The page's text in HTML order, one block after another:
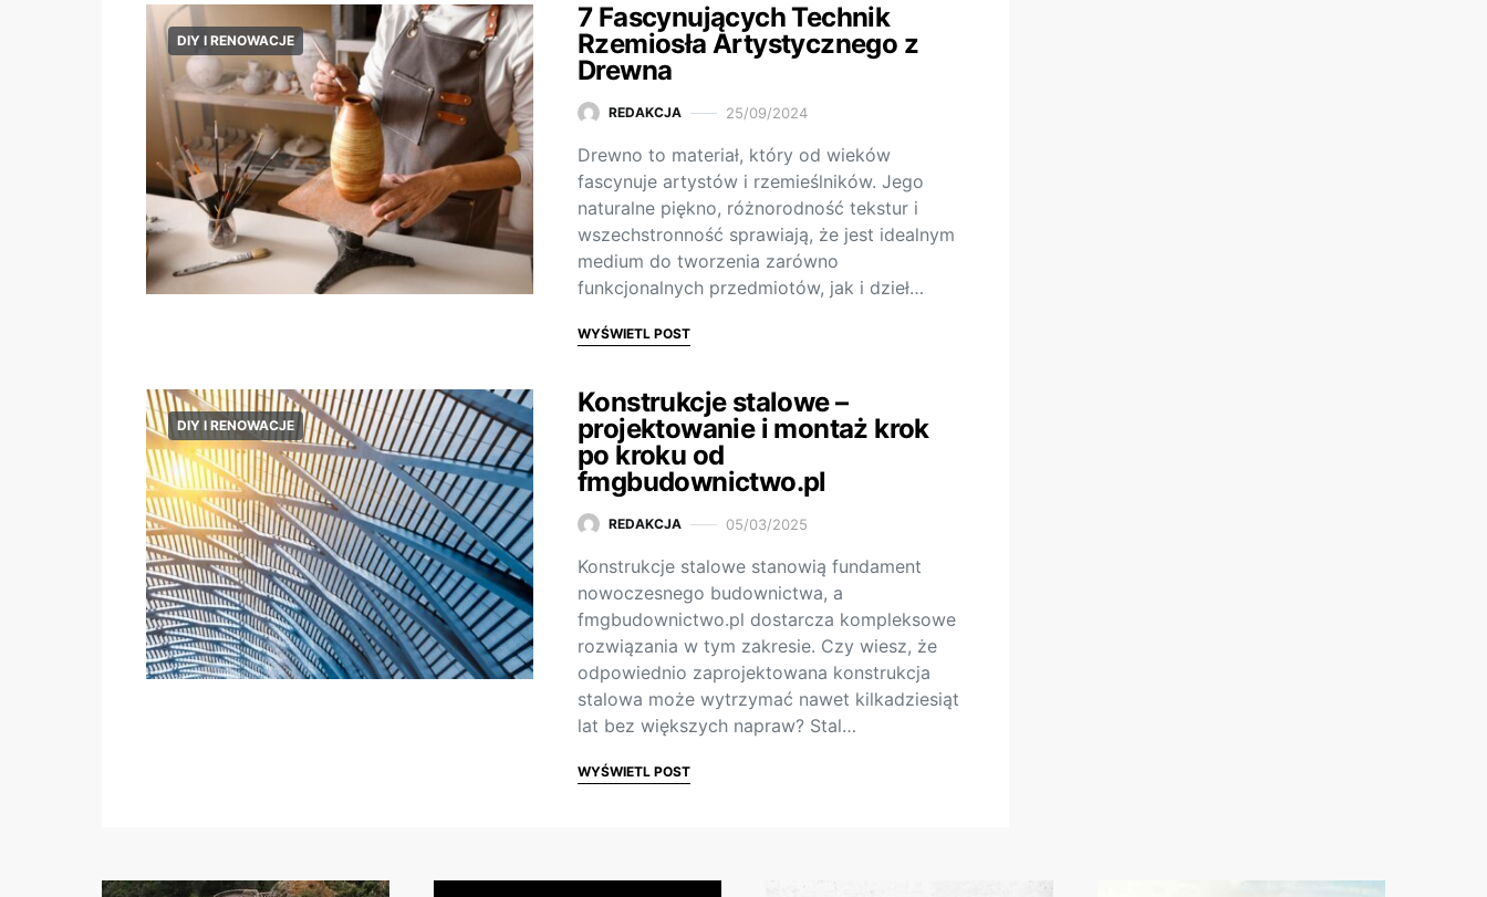
DIY I RENOWACJE
7 Fascynujących Technik
Rzemiosła Artystycznego z
Drewna
REDAKCJA 25/09/2024
Drewno to materiał, który od wieków
fascynuje artystów i rzemieślników. Jego
naturalne piękno, różnorodność tekstur i
wszechstronność sprawiają, że jest idealnym
medium do tworzenia zarówno
funkcjonalnych przedmiotów, jak i dzieł…
WYŚWIETL POST
DIY I RENOWACJE
Konstrukcje stalowe –
projektowanie i montaż krok
po kroku od
fmgbudownictwo.pl
REDAKCJA 05/03/2025
Konstrukcje stalowe stanowią fundament
nowoczesnego budownictwa, a
fmgbudownictwo.pl dostarcza kompleksowe
rozwiązania w tym zakresie. Czy wiesz, że
odpowiednio zaprojektowana konstrukcja
stalowa może wytrzymać nawet kilkadziesiąt
lat bez większych napraw? Stal…
WYŚWIETL POST